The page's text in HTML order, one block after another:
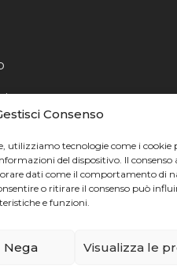
Consenso
utilizziamo tecnologie come i cookie
del dispositivo. Il consenso
dati come il comportamento di
o ritirare il consenso può
e funzioni.
Nega Visualizza le